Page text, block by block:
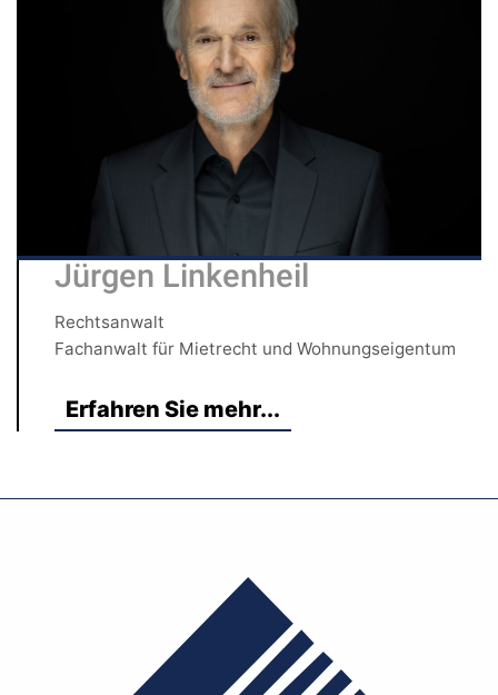
Jürgen Linkenheil
Rechtsanwalt
Fachanwalt für Mietrecht und Wohnungseigentum
Erfahren Sie mehr...